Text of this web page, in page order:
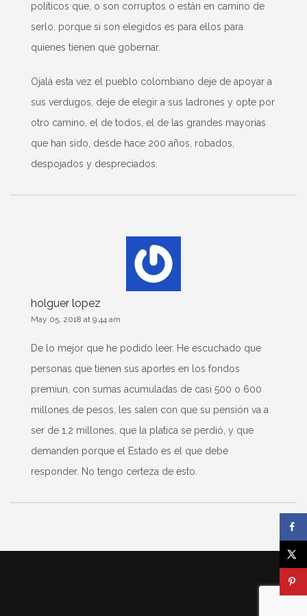
políticos que, o son corruptos o están en camino de
serlo, porque si son elegidos es para ellos para
quienes tienen que gobernar.
Ojalá esta vez el pueblo colombiano deje de apoyar a
sus verdugos, deje de elegir a sus ladrones y opte por
otro camino, el de todos, el de las grandes mayorías
que han sido, desde hace 200 años, robados,
despojados y despreciados.
holguer lopez
May 05, 2018 at 9:44 am
De lo mejor que he podido leer. He escuchado que
personas que tienen sus aportes en los fondos
premiun, con sumas acumuladas de casi 500 o 600
millones de pesos, les salen con que su pensión va a
ser de 1.2 millones, que la platica se perdió, y que
demanden porque el Estado es el que debe
responder. No tengo certeza de esto.